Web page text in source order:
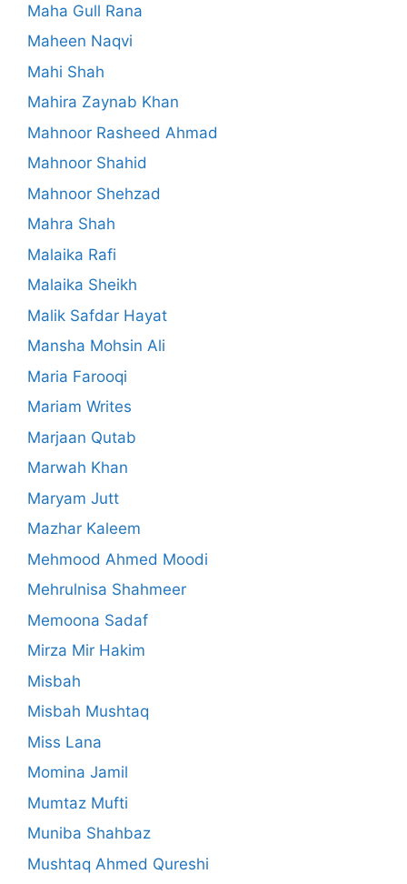
Maha Gull Rana
Maheen Naqvi
Mahi Shah
Mahira Zaynab Khan
Mahnoor Rasheed Ahmad
Mahnoor Shahid
Mahnoor Shehzad
Mahra Shah
Malaika Rafi
Malaika Sheikh
Malik Safdar Hayat
Mansha Mohsin Ali
Maria Farooqi
Mariam Writes
Marjaan Qutab
Marwah Khan
Maryam Jutt
Mazhar Kaleem
Mehmood Ahmed Moodi
Mehrulnisa Shahmeer
Memoona Sadaf
Mirza Mir Hakim
Misbah
Misbah Mushtaq
Miss Lana
Momina Jamil
Mumtaz Mufti
Muniba Shahbaz
Mushtaq Ahmed Qureshi